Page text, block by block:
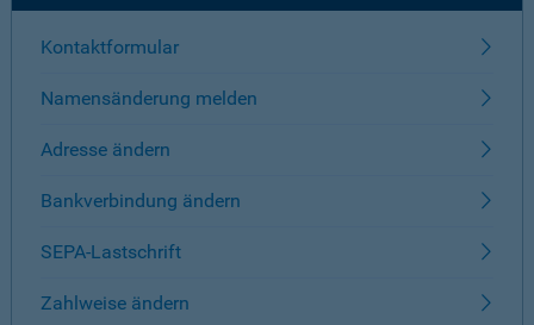
Kontaktformular
Namensänderung melden
Adresse ändern
Bankverbindung ändern
SEPA-Lastschrift
Zahlweise ändern